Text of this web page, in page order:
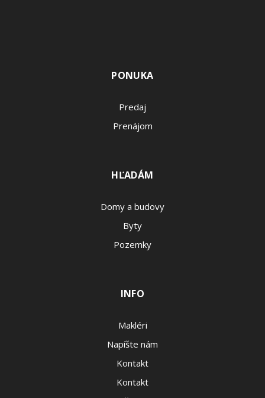
PONUKA
Predaj
Prenájom
HĽADÁM
Domy a budovy
Byty
Pozemky
INFO
Makléri
Napíšte nám
Kontakt
Kontakt